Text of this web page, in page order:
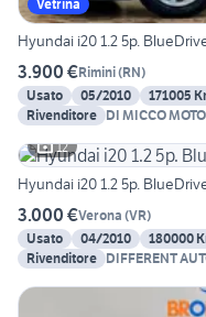
Vetrina
Hyundai i20 1.2 5p.
3.900 €Rimini(RN)
Usato
05/2010 171005
Rivenditore DI MICCO
12
Hyundai i20 1.2 5p.
3.000 €Verona (VR)
Usato
04/2010 180000
Rivenditore DIFFERENT